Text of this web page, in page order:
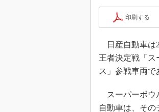
印刷する
日産自動車は
王者決定戦「ス
ス」参戦車両で
スーパーボウ
自動車は、その